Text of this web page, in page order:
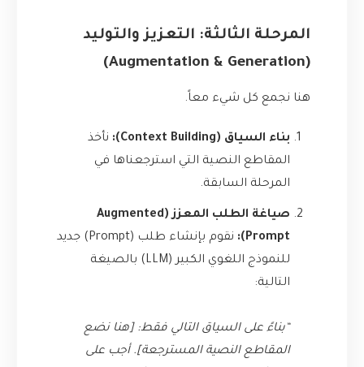
المرحلة الثالثة: التعزيز والتوليد
(Augmentation & Generation)
هنا نجمع كل شيء معاً.
بناء السياق (Context Building):
نأخذ
المقاطع النصية التي استرجعناها في
المرحلة السابقة.
صياغة الطلب المعزز (Augmented
Prompt):
نقوم بإنشاء طلب (Prompt) جديد
للنموذج اللغوي الكبير (LLM) بالصيغة
التالية:
“بناءً على السياق التالي فقط: [هنا نضع
المقاطع النصية المسترجعة]. أجب على